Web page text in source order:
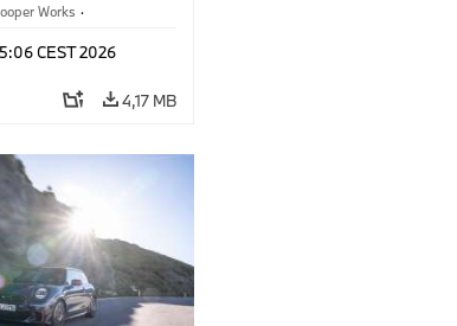
Works ·
Zubehör
CEST 2026
4,17 MB